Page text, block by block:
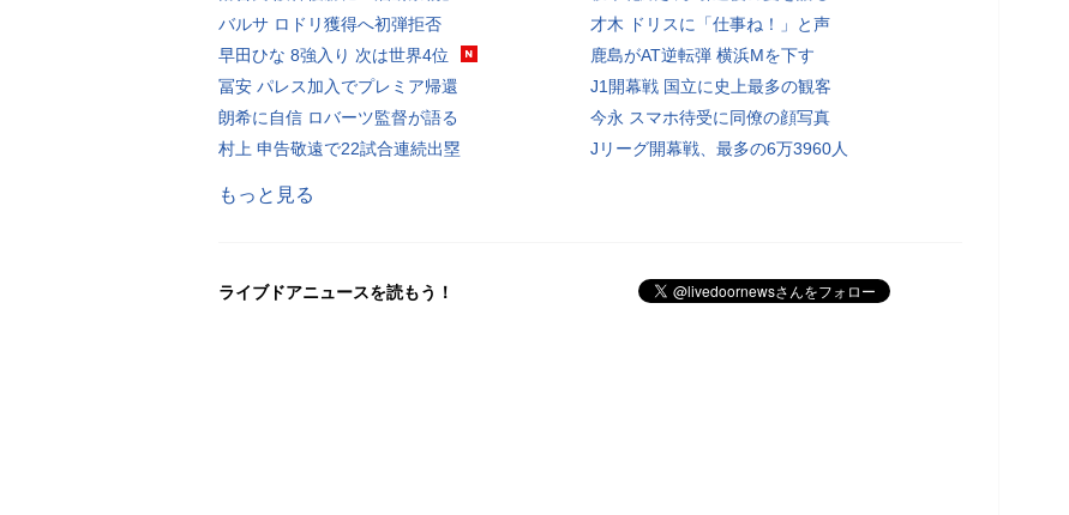
バルサ ロドリ獲得へ初弾拒否
早田ひな 8強入り 次は世界4位
冨安 パレス加入でプレミア帰還
朗希に自信 ロバーツ監督が語る
村上 申告敬遠で22試合連続出塁
才木 ドリスに「仕事ね！」と声
鹿島がAT逆転弾 横浜Mを下す
J1開幕戦 国立に史上最多の観客
今永 スマホ待受に同僚の顔写真
Jリーグ開幕戦、最多の6万3960人
もっと見る
ライブドアニュースを読もう！